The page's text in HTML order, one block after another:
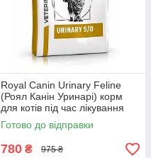
Royal Canin Urinary Feline
(Роял Канін Уринарі) корм
для котів під час лікування
сечокам'яної хвороби, 1.5 КГ
Готово до відправки
780 ₴ 975 ₴